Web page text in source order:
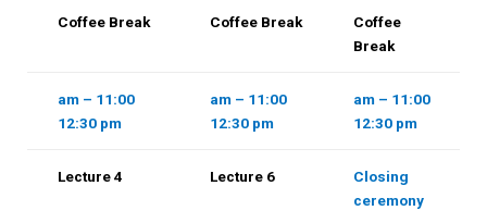
Coffee
Break
Coffee Break
Coffee Break
11:00 am –
12:30 pm
11:00 am –
12:30 pm
11:00 am –
12:30 pm
Closing
ceremony
Lecture 6
Lecture 4